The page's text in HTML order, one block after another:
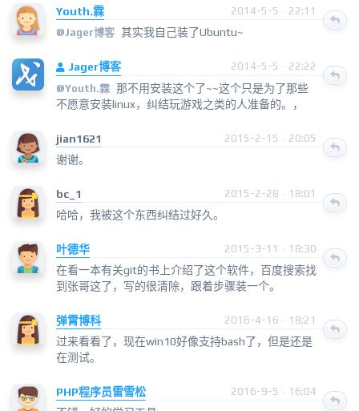
Youth.霖
2014-5-5 · 22:11
@Jager博客 其实我自己装了Ubuntu~
Jager博客
2014-5-5 · 22:22
@Youth.霖 那不用安装这个了~~这个只是为了那些
不愿意安装linux，纠结玩游戏之类的人准备的。，
jian1621 2015-2-15 · 20:05
谢谢。
bc_1 2015-2-28 · 18:01
哈哈，我被这个东西纠结过好久。
叶德华 2015-3-11 · 18:30
在看一本有关git的书上介绍了这个软件，百度搜索找
到张哥这了，写的很清除，跟着步骤装一个。
弹霄博科 2016-4-16 · 18:21
过来看看了，现在win10好像支持bash了，但是还是
在测试。
PHP程序员雷雪松 2016-9-5 · 16:04